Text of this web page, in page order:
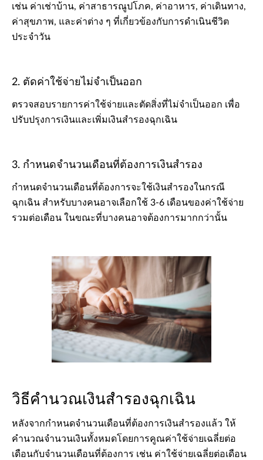
เช่น ค่าเช่าบ้าน, ค่าสาธารณูปโภค, ค่าอาหาร, ค่าเดินทาง,
ค่าสุขภาพ, และค่าต่าง ๆ ที่เกี่ยวข้องกับการดำเนินชีวิต
ประจำวัน
2. ตัดค่าใช้จ่ายไม่จำเป็นออก
ตรวจสอบรายการค่าใช้จ่ายและตัดสิ่งที่ไม่จำเป็นออก เพื่อ
ปรับปรุงการเงินและเพิ่มเงินสำรองฉุกเฉิน
3. กำหนดจำนวนเดือนที่ต้องการเงินสำรอง
กำหนดจำนวนเดือนที่ต้องการจะใช้เงินสำรองในกรณี
ฉุกเฉิน สำหรับบางคนอาจเลือกใช้ 3-6 เดือนของค่าใช้จ่าย
รวมต่อเดือน ในขณะที่บางคนอาจต้องการมากกว่านั้น
วิธีคำนวณเงินสำรองฉุกเฉิน
หลังจากกำหนดจำนวนเดือนที่ต้องการเงินสำรองแล้ว ให้
คำนวณจำนวนเงินทั้งหมดโดยการคูณค่าใช้จ่ายเฉลี่ยต่อ
เดือนกับจำนวนเดือนที่ต้องการ เช่น ค่าใช้จ่ายเฉลี่ยต่อเดือน